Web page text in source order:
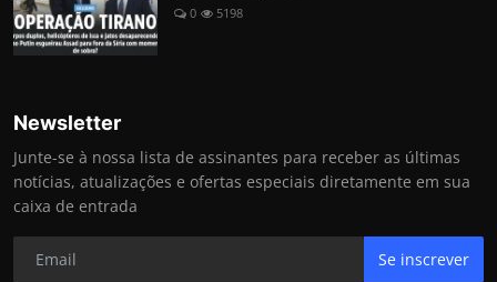
0 5198
Newsletter
Junte-se à nossa lista de assinantes para receber as últimas
notícias, atualizações e ofertas especiais diretamente em sua
caixa de entrada
Se inscrever